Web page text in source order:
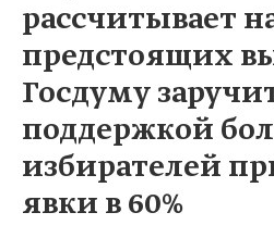
рассчитывает
предстоящих
Госдуму
поддержкой
избирателей
явки в 60%